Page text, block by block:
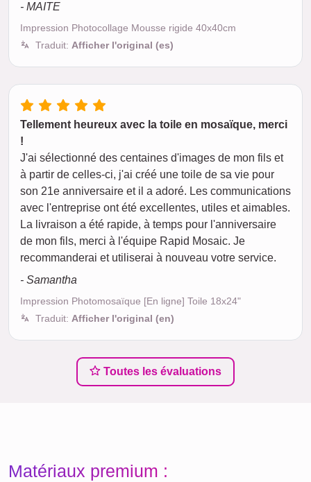
- MAITE
Impression Photocollage Mousse rigide 40x40cm
Traduit: Afficher l'original (es)
Tellement heureux avec la toile en mosaïque, merci
!
J'ai sélectionné des centaines d'images de mon fils et
à partir de celles-ci, j'ai créé une toile de sa vie pour
son 21e anniversaire et il a adoré. Les communications
avec l'entreprise ont été excellentes, utiles et aimables.
La livraison a été rapide, à temps pour l'anniversaire
de mon fils, merci à l'équipe Rapid Mosaic. Je
recommanderai et utiliserai à nouveau votre service.
- Samantha
Impression Photomosaïque [En ligne] Toile 18x24"
Traduit: Afficher l'original (en)
Toutes les évaluations
Matériaux premium :